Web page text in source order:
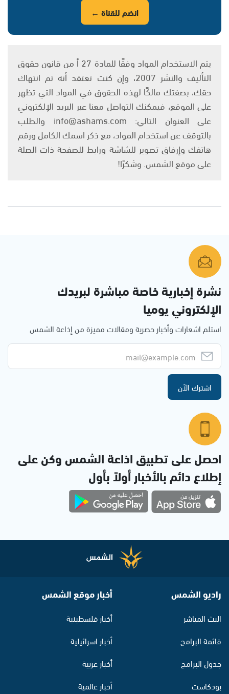
انضم للقناة ←
يتم الاستخدام المواد وفقًا للمادة 27 أ من قانون حقوق
التأليف والنشر 2007، وإن كنت تعتقد أنه تم انتهاك
حقك، بصفتك مالكًا لهذه الحقوق في المواد التي تظهر
على الموقع، فيمكنك التواصل معنا عبر البريد الإلكتروني
على العنوان التالي: info@ashams.com والطلب
بالتوقف عن استخدام المواد، مع ذكر اسمك الكامل ورقم
هاتفك وإرفاق تصوير للشاشة ورابط للصفحة ذات الصلة
على موقع الشمس. وشكرًا!
نشرة إخبارية خاصة مباشرة لبريدك
الإلكتروني يوميا
استلم اشعارات وأخبار حصرية ومقالات مميزة من إذاعة الشمس
اشترك الآن
احصل على تطبيق اذاعة الشمس وكن على
إطلاع دائم بالأخبار أولاً بأول
راديو الشمس
البث المباشر
قائمة البرامج
جدول البرامج
بودكاست
أخبار موقع الشمس
أخبار فلسطينية
أخبار اسرائيلية
أخبار عربية
أخبار عالمية